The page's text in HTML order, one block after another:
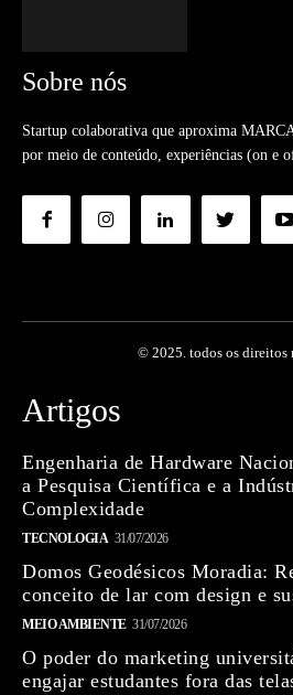
Sobre nós
Startup colaborativa que aproxima
por meio de conteúdo, experiências (on e
© 2025. todos os direitos
Artigos
Engenharia de Hardware
a Pesquisa Científica e a
Complexidade
TECNOLOGIA 31/07/2026
Domos Geodésicos Moradia:
conceito de lar com design e
MEIO AMBIENTE 31/07/2026
O poder do marketing
engajar estudantes fora das